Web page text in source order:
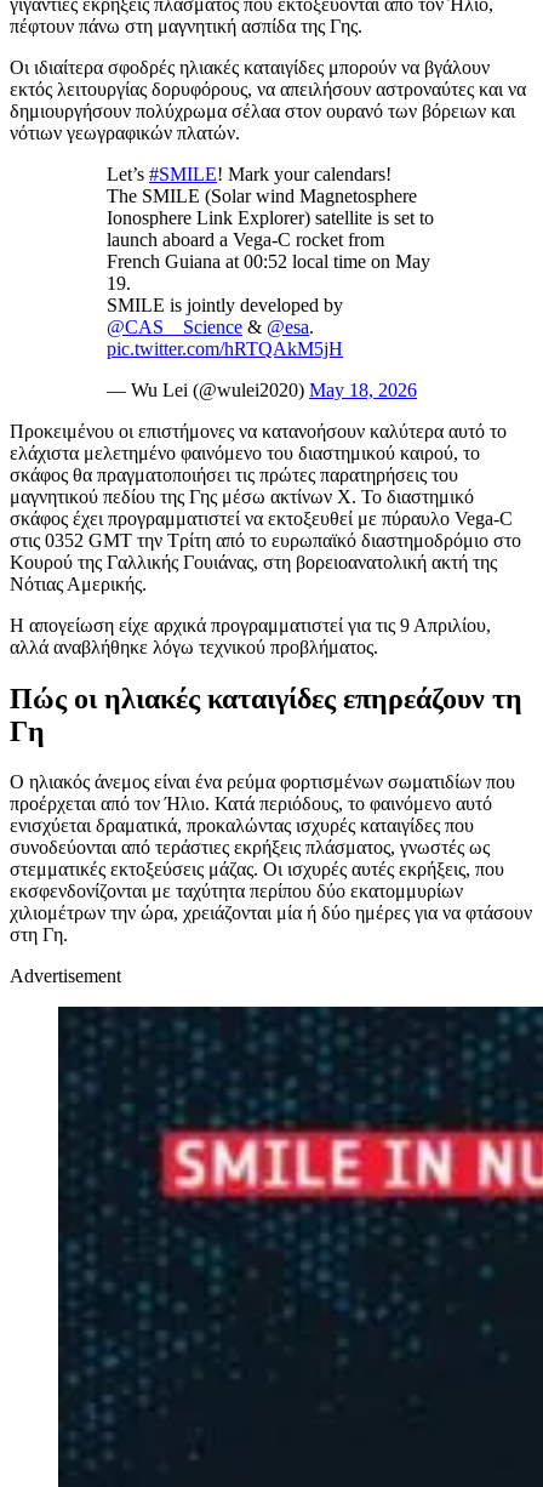
πέφτουν πάνω στη μαγνητική ασπίδα της Γης.
Οι ιδιαίτερα σφοδρές ηλιακές καταιγίδες μπορούν να βγάλουν
εκτός λειτουργίας δορυφόρους, να απειλήσουν αστροναύτες και να
δημιουργήσουν πολύχρωμα σέλαα στον ουρανό των βόρειων και
νότιων γεωγραφικών πλατών.
Let’s #SMILE! Mark your calendars!
The SMILE (Solar wind Magnetosphere
Ionosphere Link Explorer) satellite is set to
launch aboard a Vega-C rocket from
French Guiana at 00:52 local time on May
19.
SMILE is jointly developed by
@CAS__Science & @esa.
pic.twitter.com/hRTQAkM5jH
— Wu Lei (@wulei2020) May 18, 2026
Προκειμένου οι επιστήμονες να κατανοήσουν καλύτερα αυτό το
ελάχιστα μελετημένο φαινόμενο του διαστημικού καιρού, το
σκάφος θα πραγματοποιήσει τις πρώτες παρατηρήσεις του
μαγνητικού πεδίου της Γης μέσω ακτίνων Χ. Το διαστημικό
σκάφος έχει προγραμματιστεί να εκτοξευθεί με πύραυλο Vega-C
στις 0352 GMT την Τρίτη από το ευρωπαϊκό διαστημοδρόμιο στο
Κουρού της Γαλλικής Γουιάνας, στη βορειοανατολική ακτή της
Νότιας Αμερικής.
Η απογείωση είχε αρχικά προγραμματιστεί για τις 9 Απριλίου,
αλλά αναβλήθηκε λόγω τεχνικού προβλήματος.
Πώς οι ηλιακές καταιγίδες επηρεάζουν τη
Γη
Ο ηλιακός άνεμος είναι ένα ρεύμα φορτισμένων σωματιδίων που
προέρχεται από τον Ήλιο. Κατά περιόδους, το φαινόμενο αυτό
ενισχύεται δραματικά, προκαλώντας ισχυρές καταιγίδες που
συνοδεύονται από τεράστιες εκρήξεις πλάσματος, γνωστές ως
στεμματικές εκτοξεύσεις μάζας. Οι ισχυρές αυτές εκρήξεις, που
εκσφενδονίζονται με ταχύτητα περίπου δύο εκατομμυρίων
χιλιομέτρων την ώρα, χρειάζονται μία ή δύο ημέρες για να φτάσουν
στη Γη.
Advertisement